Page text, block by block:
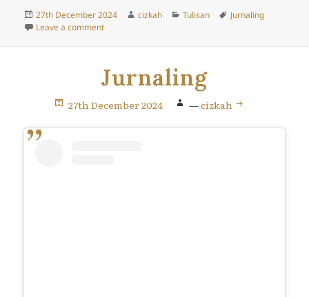
Posted
on
27th December 2024 Author
cizkah Categories
Tulisan Tags
Jurnaling
Leave a commenton Buku Catatan tentang Anak-Anak
Jurnaling
27th December 2024 —cizkah